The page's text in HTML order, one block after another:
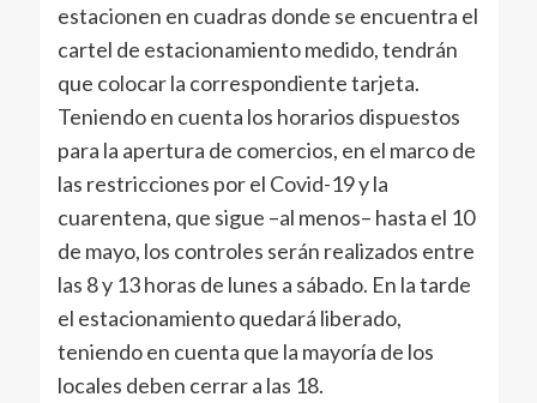
estacionen en cuadras donde se encuentra el
cartel de estacionamiento medido, tendrán
que colocar la correspondiente tarjeta.
Teniendo en cuenta los horarios dispuestos
para la apertura de comercios, en el marco de
las restricciones por el Covid-19 y la
cuarentena, que sigue –al menos– hasta el 10
de mayo, los controles serán realizados entre
las 8 y 13 horas de lunes a sábado. En la tarde
el estacionamiento quedará liberado,
teniendo en cuenta que la mayoría de los
locales deben cerrar a las 18.